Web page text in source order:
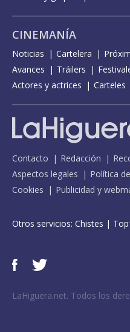
CINEMANÍA
Noticias Cartelera
Avances
Tráilers
Actores y actrices
Carteles
Contacto Redacción
Aspectos legales
Política
Cookies
Publicidad y
Otros servicios: Chistes |
LaHiguera.net. Todos los